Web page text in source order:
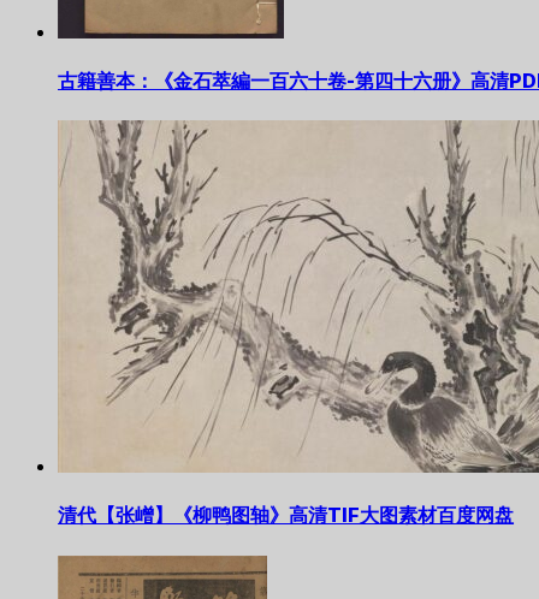
古籍善本：《金石萃編一百六十卷-第四十六册》高清
清代【张嶒】《柳鸭图轴》高清TIF大图素材百度网盘